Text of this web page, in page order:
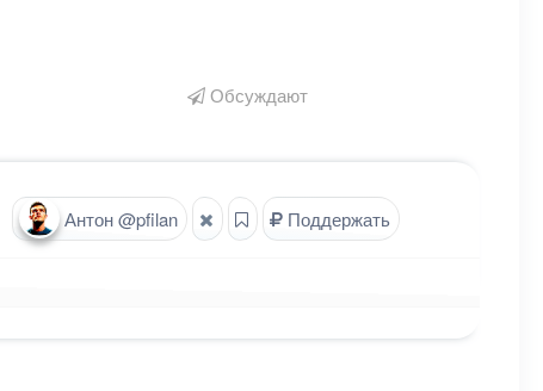
Обсуждают
Антон @pfilan Поддержать